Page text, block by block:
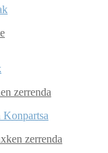
zerrenda
Konpartsa
zerrenda